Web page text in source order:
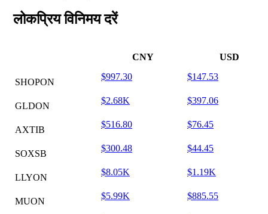
लोकप्रिय विनिमय दरें
CNY USD
SHOPON
$997.30 $147.53
GLDON
$2.68K $397.06
AXTIB
$516.80 $76.45
SOXSB
$300.48 $44.45
LLYON
$8.05K $1.19K
MUON
$5.99K $885.55